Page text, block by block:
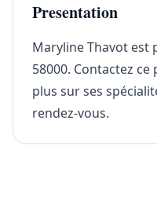
Presentation
Maryline Thavot est
58000. Contactez
plus sur ses
rendez-vous.